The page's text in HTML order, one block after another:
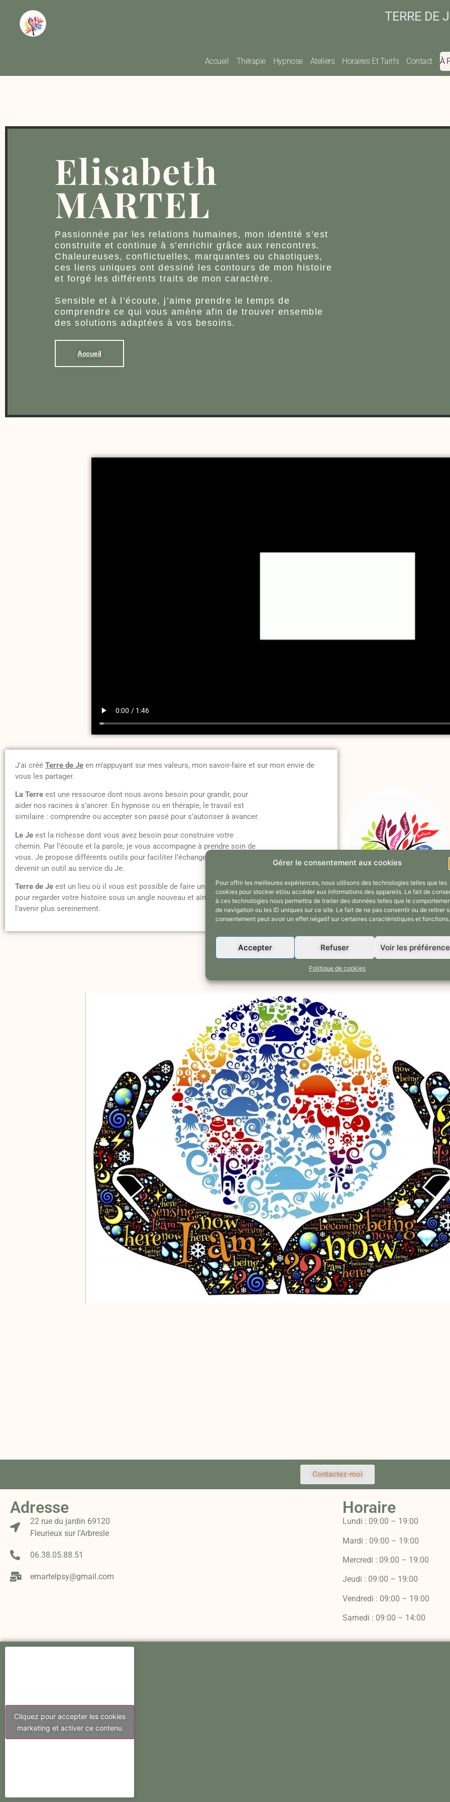
Gérer le consentement aux cookies
Pour offrir les meilleures expériences, nous utilisons des technologies telles que les
cookies pour stocker et/ou accéder aux informations des appareils. Le fait de
à ces technologies nous permettra de traiter des données telles que le
de navigation ou les ID uniques sur ce site. Le fait de ne pas consentir ou de retirer
consentement peut avoir un effet négatif sur certaines caractéristiques et fonctions.
Accepter Refuser Voir les
Politique de cookies
TERRE DE
Accueil Thérapie Hypnose Ateliers Horaires Et Tarifs Contact À
Elisabeth
MARTEL
Passionnée par les relations humaines, mon identité s’est
construite et continue à s’enrichir grâce aux rencontres.
Chaleureuses, conflictuelles, marquantes ou chaotiques,
ces liens uniques ont dessiné les contours de mon histoire
et forgé les différents traits de mon caractère.
Sensible et à l’écoute, j’aime prendre le temps de
comprendre ce qui vous amène afin de trouver ensemble
des solutions adaptées à vos besoins.
Accueil
J’ai créé Terre de Je en m’appuyant sur mes valeurs, mon savoir-faire et sur mon envie de
vous les partager.
La Terre est une ressource dont nous avons besoin pour grandir, pour
aider nos racines à s’ancrer. En hypnose ou en thérapie, le travail est
similaire : comprendre ou accepter son passé pour s’autoriser à avancer.
Le Je est la richesse dont vous avez besoin pour construire votre
chemin. Par l’écoute et la parole, je vous accompagne à prendre soin de
vous. Je propose différents outils pour faciliter l’échange : le jeu peut
devenir un outil au service du Je.
Terre de Je est un lieu où il vous est possible de faire un pas de côté
pour regarder votre histoire sous un angle nouveau et ainsi construire
l’avenir plus sereinement.
Contactez-moi
Adresse
22 rue du jardin 69120
Fleurieux sur l'Arbresle
06.38.05.88.51
emartelpsy@gmail.com
Horaire
Lundi : 09:00 – 19:00
Mardi : 09:00 – 19:00
Mercredi : 09:00 – 19:00
Jeudi : 09:00 – 19:00
Vendredi : 09:00 – 19:00
Samedi : 09:00 – 14:00
Cliquez pour accepter les cookies
marketing et activer ce contenu